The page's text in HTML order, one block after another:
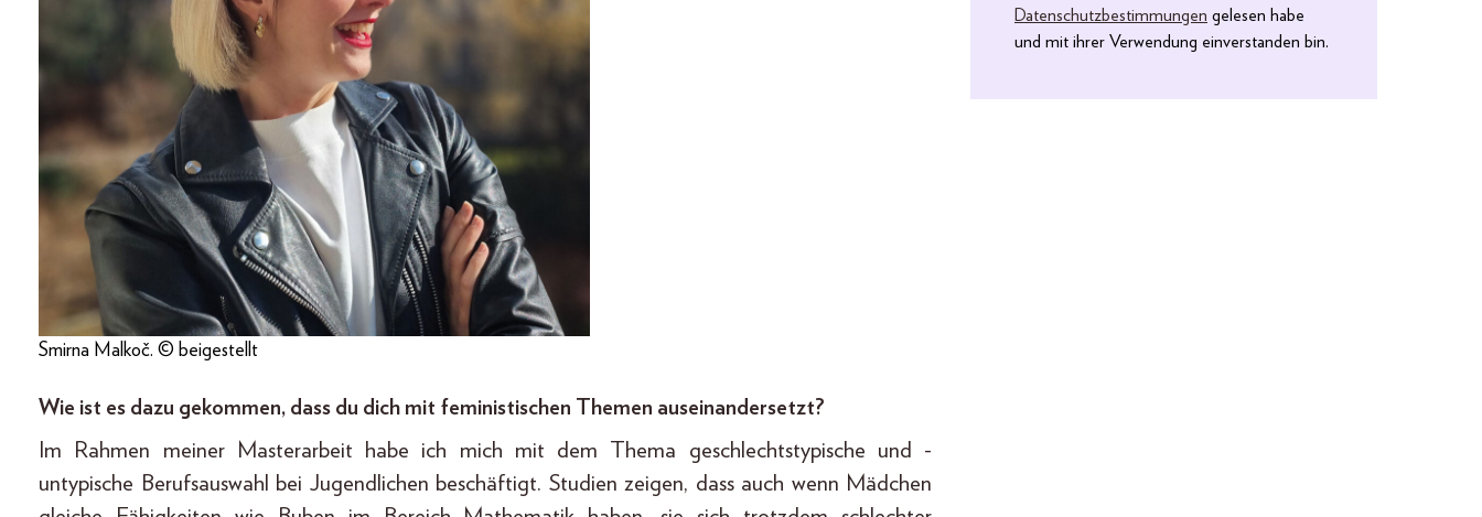
Smirna Malkoč. © beigestellt
Wie ist es dazu gekommen, dass du dich mit feministischen Themen auseinandersetzt?
Im Rahmen meiner Masterarbeit habe ich mich mit dem Thema geschlechtstypische und -
untypische Berufsauswahl bei Jugendlichen beschäftigt. Studien zeigen, dass auch wenn Mädchen
Datenschutzbestimmungen gelesen habe
und mit ihrer Verwendung einverstanden bin.